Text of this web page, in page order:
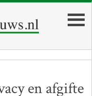
en afgifte